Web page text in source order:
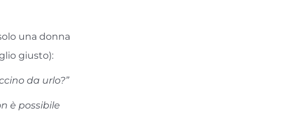
una donna
giusto):
da urlo?”
è possibile